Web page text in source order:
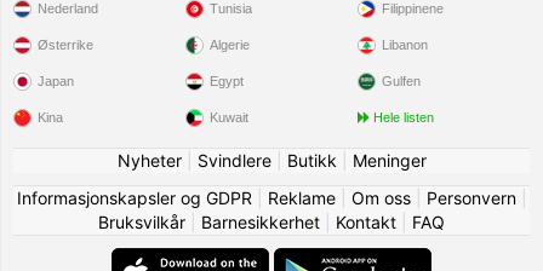
Nederland
Østerrike
Japan
Kina
Tunisia
Algerie
Egypt
Kuwait
Filippinene
Libanon
Gulfen
Hele listen
Nyheter| Svindlere| Butikk
Meninger
Informasjonskapsler og GDPR
Reklame| Om oss| Personvern|
Bruksvilkår
Barnesikkerhet Kontakt FAQ